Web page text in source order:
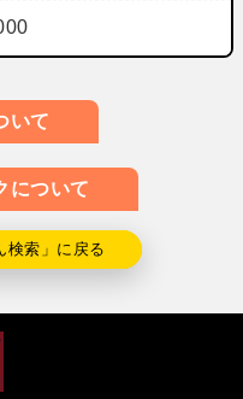
いて
について
検索」に戻る